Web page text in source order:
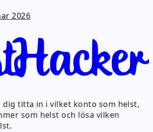
2026
dig titta in i vilket konto som helst,
som helst och lösa vilken